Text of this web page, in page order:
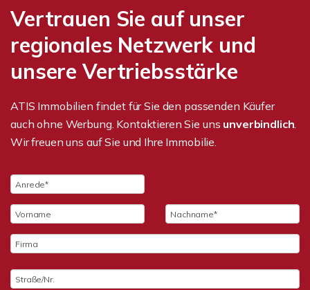
Vertrauen Sie auf unser
regionales Netzwerk und
unsere Vertriebsstärke
ATIS Immobilien findet für Sie den passenden Käufer
auch ohne Werbung. Kontaktieren Sie uns unverbindlich.
Wir freuen uns auf Sie und Ihre Immobilie.